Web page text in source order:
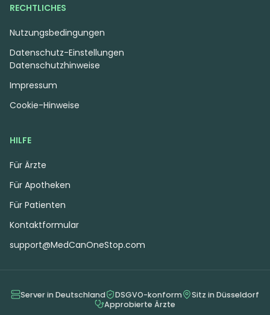
HILFE
Für Ärzte
Für Apotheken
Für Patienten
Kontaktformular
support@MedCanOneStop.com
RECHTLICHES
Nutzungsbedingungen
Datenschutzhinweise
Impressum
Cookie-Hinweise
Datenschutz-Einstellungen
Server in Deutschland DSGVO-konform
Sitz in Düsseldorf
Approbierte Ärzte